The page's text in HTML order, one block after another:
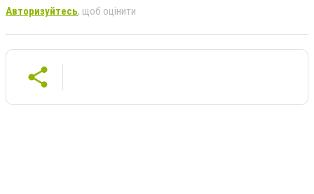
Авторизуйтесь, щоб оцінити